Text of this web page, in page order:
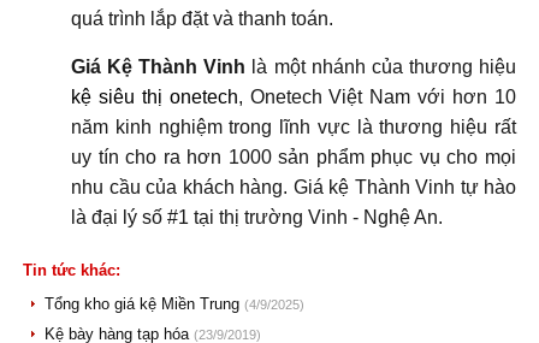
quá trình lắp đặt và thanh toán.
Giá Kệ Thành Vinh là một nhánh của thương hiệu
kệ siêu thị onetech, Onetech Việt Nam với hơn 10
năm kinh nghiệm trong lĩnh vực là thương hiệu rất
uy tín cho ra hơn 1000 sản phẩm phục vụ cho mọi
nhu cầu của khách hàng. Giá kệ Thành Vinh tự hào
là đại lý số #1 tại thị trường Vinh - Nghệ An.
Tin tức khác:
Tổng kho giá kệ Miền Trung (4/9/2025)
Kệ bày hàng tạp hóa (23/9/2019)